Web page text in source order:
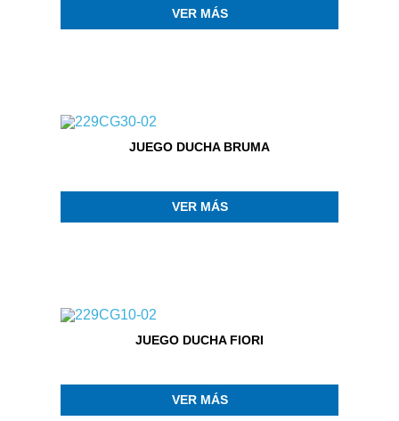
VER MÁS
JUEGO DUCHA BRUMA
VER MÁS
JUEGO DUCHA FIORI
VER MÁS